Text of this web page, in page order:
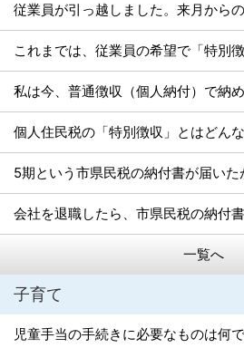
個人住民税の「特別徴収」とはどんな
一覧へ
子育て
児童手当の手続きに必要なものは何